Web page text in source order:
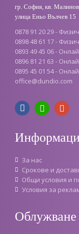
гр. София, кв.
улица Еньо Вълчев 15
0878 91 20 29 -
0898 48 61 17 -
0893 49 45 06 -
0896 81 21 63 -
0895 45 01 54 -
office@dundio.com
За нас
Срокове и
Oбщи условия и
Условия за
Облужване